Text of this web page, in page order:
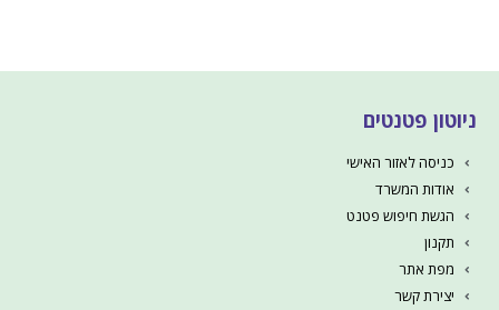
ניוטון פטנטים
כניסה לאזור האישי
אודות המשרד
הגשת חיפוש פטנט
תקנון
מפת אתר
יצירת קשר